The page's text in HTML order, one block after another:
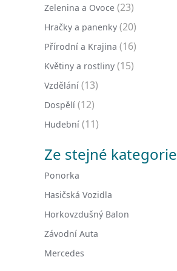
Zelenina a Ovoce (23)
Hračky a panenky (20)
Přírodní a Krajina (16)
Květiny a rostliny (15)
Vzdělání (13)
Dospělí (12)
Hudební (11)
Ze stejné kategorie
Ponorka
Hasičská Vozidla
Horkovzdušný Balon
Závodní Auta
Mercedes